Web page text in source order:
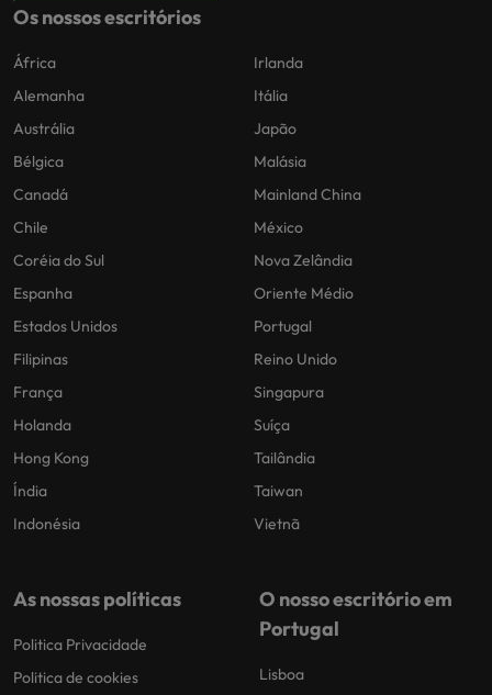
Os nossos escritórios
África
Alemanha
Austrália
Bélgica
Canadá
Chile
Coréia do Sul
Espanha
Estados Unidos
Filipinas
França
Holanda
Hong Kong
Índia
Indonésia
Irlanda
Itália
Japão
Malásia
Mainland China
México
Nova Zelândia
Oriente Médio
Portugal
Reino Unido
Singapura
Suíça
Tailândia
Taiwan
Vietnã
As nossas políticas
Politica Privacidade
Politica de cookies
O nosso escritório em
Portugal
Lisboa